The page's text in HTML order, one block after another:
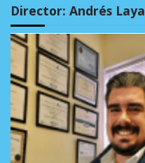
Director: Andrés Laya